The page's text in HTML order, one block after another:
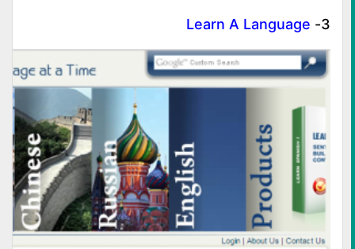
3-
Learn A Language